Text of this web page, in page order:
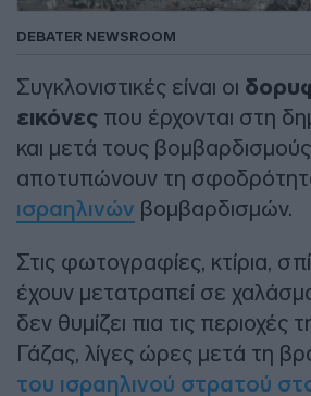
DEBATER NEWSROOM
Συγκλονιστικές είναι οι
εικόνες που έρχονται στη
και μετά τους
αποτυπώνουν τη
ισραηλινών βομβαρδισμών.
Στις φωτογραφίες, κτίρια,
έχουν μετατραπεί σε
δεν θυμίζει πια τις περιοχές
Γάζας, λίγες ώρες μετά τη
του ισραηλινού στρατού